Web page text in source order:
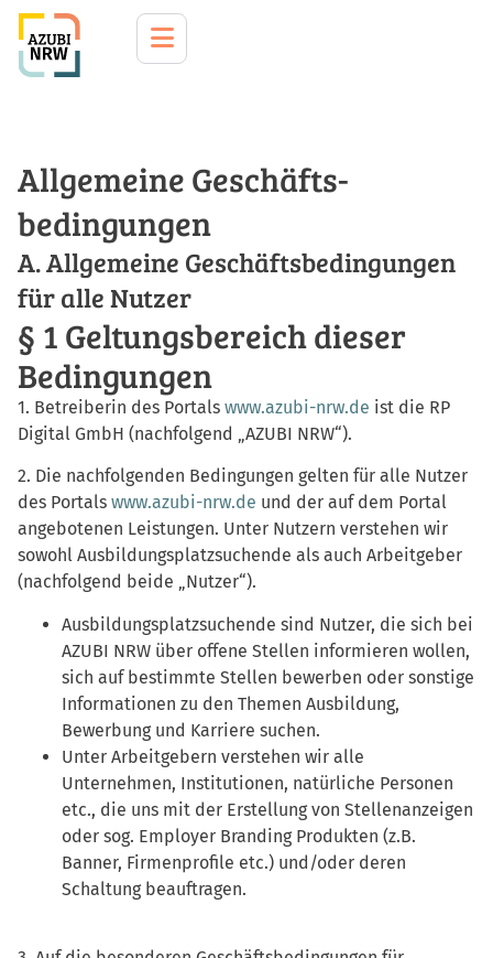
Allgemeine Geschäfts­
bedingungen
A. Allgemeine Geschäftsbedingungen
für alle Nutzer
§ 1 Geltungsbereich dieser
Bedingungen
1. Betreiberin des Portals www.azubi-nrw.de ist die RP
Digital GmbH (nachfolgend „AZUBI NRW“).
2. Die nachfolgenden Bedingungen gelten für alle Nutzer
des Portals www.azubi-nrw.de und der auf dem Portal
angebotenen Leistungen. Unter Nutzern verstehen wir
sowohl Ausbildungsplatzsuchende als auch Arbeitgeber
(nachfolgend beide „Nutzer“).
Ausbildungsplatzsuchende sind Nutzer, die sich bei
AZUBI NRW über offene Stellen informieren wollen,
sich auf bestimmte Stellen bewerben oder sonstige
Informationen zu den Themen Ausbildung,
Bewerbung und Karriere suchen.
Unter Arbeitgebern verstehen wir alle
Unternehmen, Institutionen, natürliche Personen
etc., die uns mit der Erstellung von Stellenanzeigen
oder sog. Employer Branding Produkten (z.B.
Banner, Firmenprofile etc.) und/oder deren
Schaltung beauftragen.